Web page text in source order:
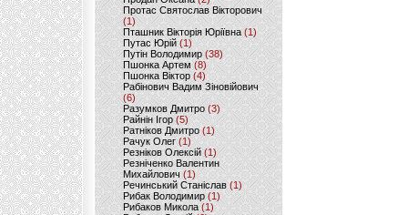
Протас Святослав Вікторович
(1)
Пташник Вікторія Юріївна (1)
Путас Юрій (1)
Путін Володимир(38)
Пшонка Артем (8)
Пшонка Віктор(4)
Рабінович Вадим Зіновійович
(6)
Разумков Дмитро (3)
Райнін Ігор(5)
Ратніков Дмитро (1)
Рачук Олег (1)
Резніков Олексій(1)
Резніченко Валентин
Михайлович (1)
Речинський Станіслав (1)
Рибак Володимир(1)
Рибаков Микола(1)